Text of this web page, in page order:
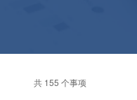
共 155 个事项